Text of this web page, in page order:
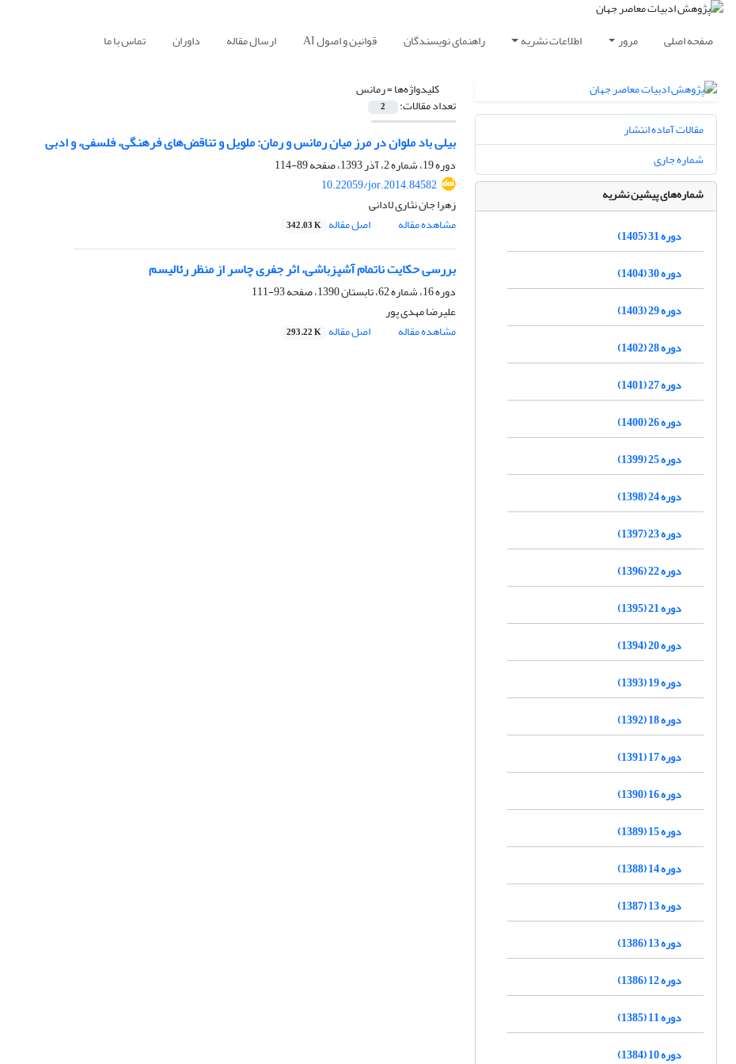
صفحه اصلی مرور اطلاعات نشریه راهنمای نویسندگان قوانین و اصول AI ارسال مقاله داوران تماس با ما
کلیدواژه‌ها =رمانس
تعداد مقالات: 2
بیلی باد ملوان در مرز میان رمانس و رمان: ملویل و تناقض‌‌های فرهنگی، فلسفی، و ادبی
دوره 19، شماره 2، آذر 1393، صفحه
89-114
10.22059/jor.2014.84582
زهرا جان نثاری لادانی
مشاهده مقاله
اصل مقاله 342.03 K
بررسی حکایت ناتمام آشپزباشی، اثر جفری چاسر از منظر رئالیسم
دوره 16، شماره 62، تابستان 1390، صفحه
93-111
علیرضا مهدی پور
مشاهده مقاله
اصل مقاله 293.22 K
مقالات آماده انتشار
شماره جاری
شماره‌های پیشین نشریه
دوره 31 (1405)
دوره 30 (1404)
دوره 29 (1403)
دوره 28 (1402)
دوره 27 (1401)
دوره 26 (1400)
دوره 25 (1399)
دوره 24 (1398)
دوره 23 (1397)
دوره 22 (1396)
دوره 21 (1395)
دوره 20 (1394)
دوره 19 (1393)
دوره 18 (1392)
دوره 17 (1391)
دوره 16 (1390)
دوره 15 (1389)
دوره 14 (1388)
دوره 13 (1387)
دوره 13 (1386)
دوره 12 (1386)
دوره 11 (1385)
دوره 10 (1384)